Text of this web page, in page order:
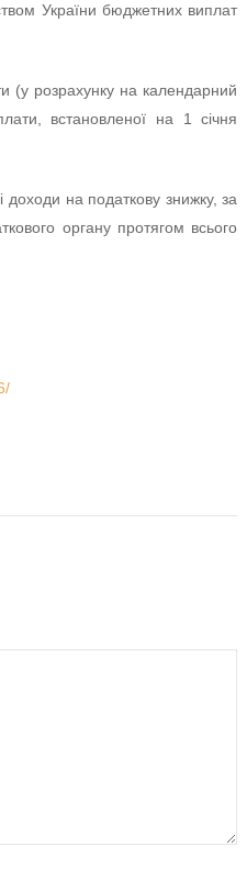
України бюджетних виплат
(у розрахунку на календарний
встановленої на 1 січня
на податкову знижку, за
органу протягом всього